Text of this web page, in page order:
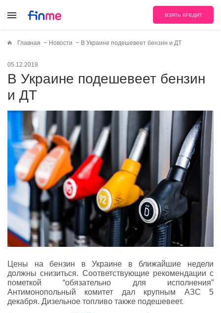
ВЗЯТЬ КРЕДИТ
Главная Новости В Украине подешевеет бензин и ДТ
05.12.2019
В Украине подешевеет бензин
и ДТ
Цены на бензин в Украине в ближайшие недели
должны снизиться. Соответствующие рекомендации с
пометкой “обязательно для исполнения”
Антимонопольный комитет дал крупным АЗС 5
декабря. Дизельное топливо также подешевеет.